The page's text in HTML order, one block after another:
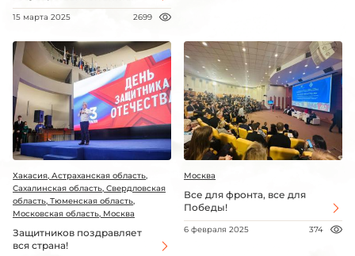
15 марта 2025 2699
Хакасия, Астраханская область,
Сахалинская область, Свердловская
область, Тюменская область,
Московская область, Москва
Защитников поздравляет
вся страна!
Москва
Все для фронта, все для
Победы!
6 февраля 2025 374